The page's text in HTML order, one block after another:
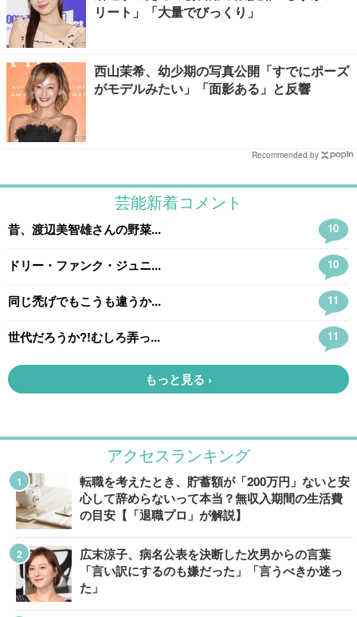
リート」「大量でびっくり」
西山茉希、幼少期の写真公開「すでにポーズ
がモデルみたい」「面影ある」と反響
Recommended by
アクセスランキング
転職を考えたとき、貯蓄額が「200万円」ないと安
心して辞めらないって本当？無収入期間の生活費
の目安【「退職プロ」が解説】
広末涼子、病名公表を決断した次男からの言葉
「言い訳にするのも嫌だった」「言うべきか迷っ
た」